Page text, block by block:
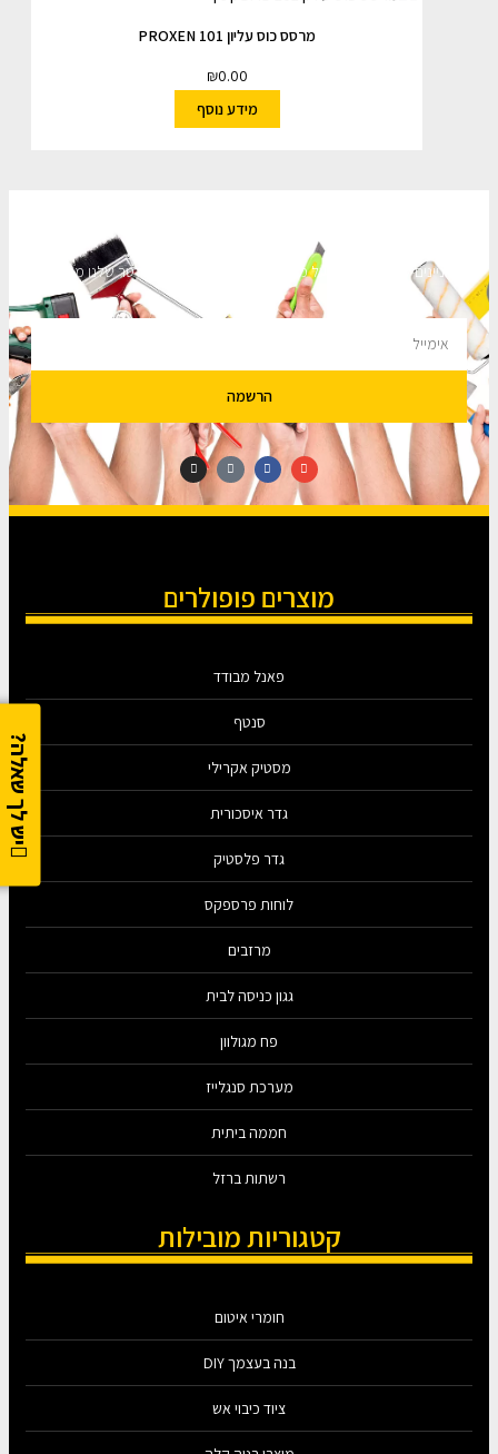
יש לך שאלה?
מרסס כוס עליון 101 PROXEN
₪0.00
מידע נוסף
מעוניינים לקבל עדכונים על מבצעים והנחות הירשמו לניוזלטר שלנו מבטיחים
הרשמה
מוצרים פופולרים
פאנל מבודד
סנטף
מסטיק אקרילי
גדר איסכורית
גדר פלסטיק
לוחות פרספקס
מרזבים
גגון כניסה לבית
פח מגולוון
מערכת סנגלייז
חממה ביתית
רשתות ברזל
קטגוריות מובילות
חומרי איטום
בנה בעצמך DIY
ציוד כיבוי אש